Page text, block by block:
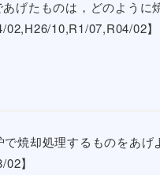
げたものは，どのように
02,H26/10,R1/07,R04/02】
焼却処理するものをあげ
】